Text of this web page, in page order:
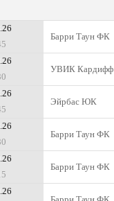
Барри Таун ФК
УВИК Кардифф
Эйрбас ЮК
Барри Таун ФК
Барри Таун ФК